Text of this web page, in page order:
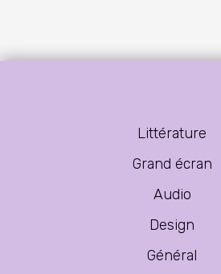
Littérature
Grand écran
Audio
Design
Général